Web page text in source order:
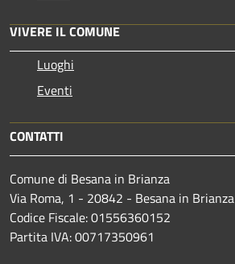
VIVERE IL COMUNE
Luoghi
Eventi
CONTATTI
Comune di Besana in Brianza
Via Roma, 1 - 20842 - Besana in Brianza
Codice Fiscale: 01556360152
Partita IVA: 00717350961